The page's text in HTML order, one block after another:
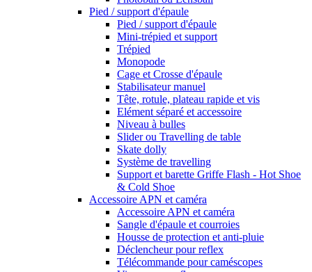
Pied / support d'épaule
Pied / support d'épaule
Mini-trépied et support
Trépied
Monopode
Cage et Crosse d'épaule
Stabilisateur manuel
Tête, rotule, plateau rapide et vis
Elément séparé et accessoire
Niveau à bulles
Slider ou Travelling de table
Skate dolly
Système de travelling
Support et barette Griffe Flash - Hot Shoe
& Cold Shoe
Accessoire APN et caméra
Accessoire APN et caméra
Sangle d'épaule et courroies
Housse de protection et anti-pluie
Déclencheur pour reflex
Télécommande pour caméscopes